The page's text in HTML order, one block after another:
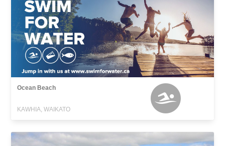
Ocean Beach
KAWHIA, WAIKATO